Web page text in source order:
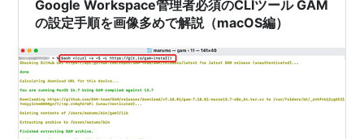
Google Workspace管理者必須のCLIツール GAM
の設定手順を画像多めで解説（macOS編）